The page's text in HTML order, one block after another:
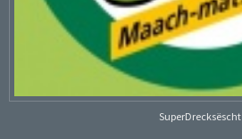
SuperDrecksëscht